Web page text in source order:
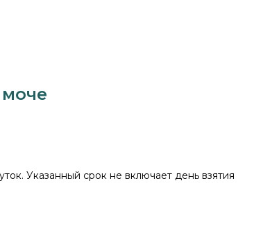
Указанный срок не включает день взятия